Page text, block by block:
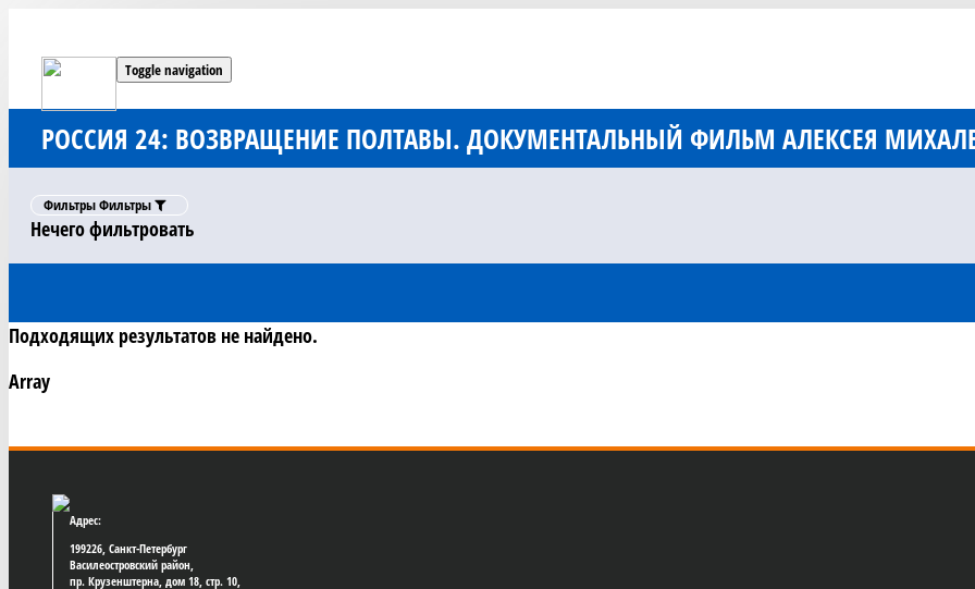
Toggle navigation
РОССИЯ 24: ВОЗВРАЩЕНИЕ ПОЛТАВЫ. ДОКУМЕНТАЛЬНЫЙ ФИЛЬМ АЛЕКСЕЯ
ФильтрыФильтры
Нечего фильтровать
Подходящих результатов не найдено.
Array
Адрес:
199226, Санкт-Петербург
Василеостровский район,
пр. Крузенштерна, дом 18, стр. 10,